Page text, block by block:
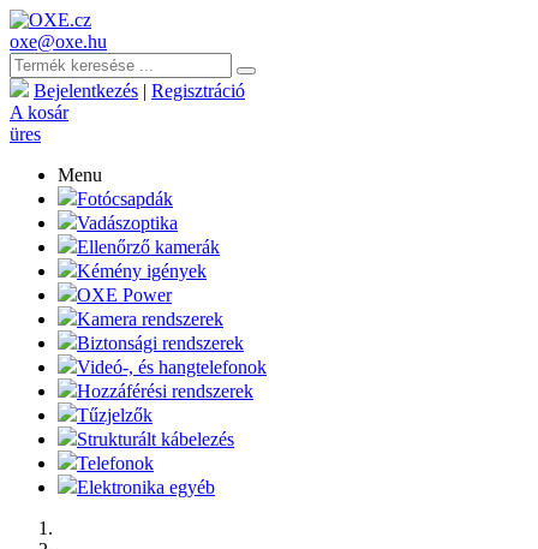
oxe@oxe.hu
Bejelentkezés | Regisztráció
A kosár
üres
Menu
Fotócsapdák
Vadászoptika
Ellenőrző kamerák
Kémény igények
OXE Power
Kamera rendszerek
Biztonsági rendszerek
Videó-, és hangtelefonok
Hozzáférési rendszerek
Tűzjelzők
Strukturált kábelezés
Telefonok
Elektronika egyéb